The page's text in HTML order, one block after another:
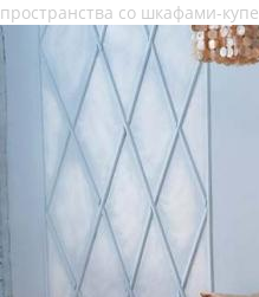
пространства со шкафами-купе